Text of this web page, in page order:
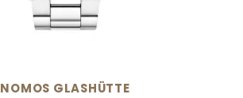
NOMOS GLASHÜTTE